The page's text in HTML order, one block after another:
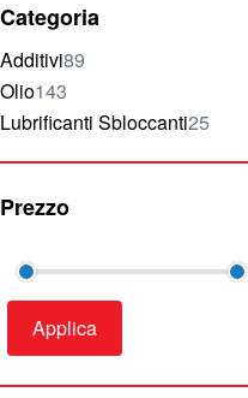
Categoria
Additivi89
elementi
Olio143
elementi
Lubrificanti Sbloccanti25
elementi
Prezzo
Applica